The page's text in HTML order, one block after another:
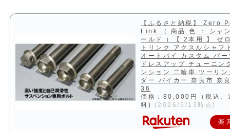
【ふるさと納税】 Zero
Link （ 商品 色 ： シャ
ールド ）【 2本用 】 ゼ
トリンク アクスルシャフ
オートバイ カスタム パ
ドレスアップ チューニン
ンション 二輪車 ツーリ
ダー バイカー 奈良市 奈
36
価格：80,000円（税込、
料)
(2026/5/13時点)
楽